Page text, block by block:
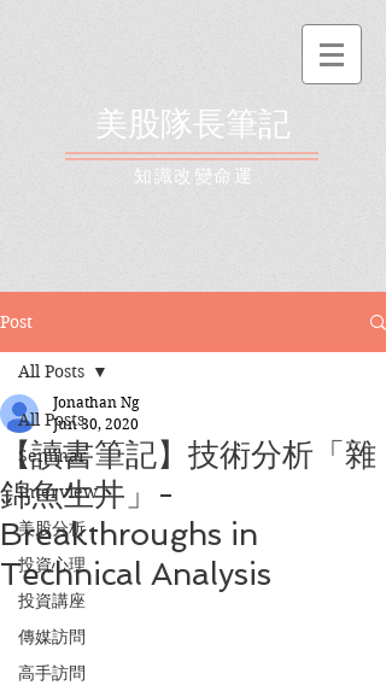
美股隊長筆記
​知識改變命運
Post
All Posts
Seminar
Interview
美股分析
投資心理
投資講座
傳媒訪問
高手訪問
All Posts
【讀書筆記】技術分析「雜
錦魚生丼」-
Breakthroughs in
Technical Analysis
Jonathan Ng
Jun 30, 2020